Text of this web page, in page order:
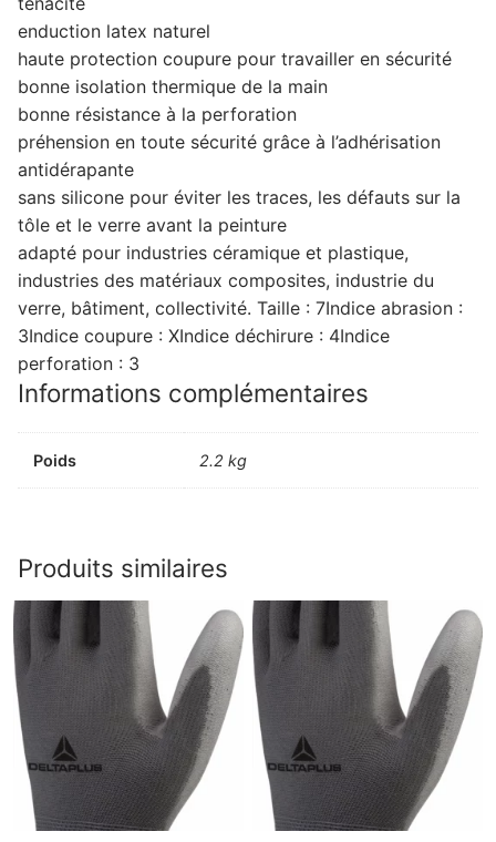
enduction latex naturel
haute protection coupure pour travailler en sécurité
bonne isolation thermique de la main
bonne résistance à la perforation
préhension en toute sécurité grâce à l’adhérisation
antidérapante
sans silicone pour éviter les traces, les défauts sur la
tôle et le verre avant la peinture
adapté pour industries céramique et plastique,
industries des matériaux composites, industrie du
verre, bâtiment, collectivité. Taille : 7Indice abrasion :
3Indice coupure : XIndice déchirure : 4Indice
perforation : 3
Informations complémentaires
Poids 2.2 kg
Produits similaires